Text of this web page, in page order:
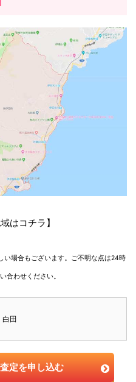
はコチラ】
い場合もございます。ご不明な点は24時
合わせください。
白田
定を申し込む